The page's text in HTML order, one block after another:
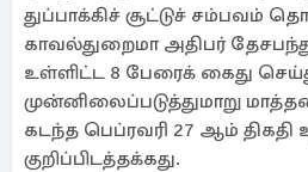
துப்பாக்கிச் சூட்டுச் சம்பவம்
காவல்துறைமா அதிபர்
உள்ளிட்ட 8 பேரைக் கைது
முன்னிலைப்படுத்துமாறு
கடந்த பெப்ரவரி 27 ஆம் திகதி
குறிப்பிடத்தக்கது.